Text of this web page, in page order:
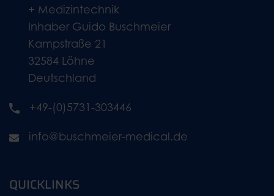
+ Medizintechnik
Inhaber Guido Buschmeier
Kampstraße 21
32584 Löhne
Deutschland
+49-(0)5731-303446
info@buschmeier-medical.de
QUICKLINKS